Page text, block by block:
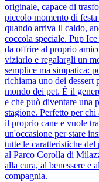
originale, capace di
piccolo momento di
quando arriva il caldo,
coccola speciale. Pup
da offrire al proprio
viziarlo e regalargli un
semplice ma simpatica:
richiama uno dei dessert
mondo dei pet. È il
e che può diventare una
stagione. Perfetto per
il proprio cane e vuole
un'occasione per stare
tutte le caratteristiche
al Parco Corolla di
alla cura, al benessere e
compagnia.